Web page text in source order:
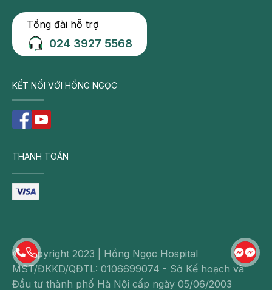
Tổng đài hỗ trợ
024 3927 5568
KẾT NỐI VỚI HỒNG NGỌC
THANH TOÁN
© Copyright 2023 | Hồng Ngọc Hospital
MST/ĐKKD/QĐTL: 0106699074 - Sở Kế hoạch và
Đầu tư thành phố Hà Nội cấp ngày 05/06/2003